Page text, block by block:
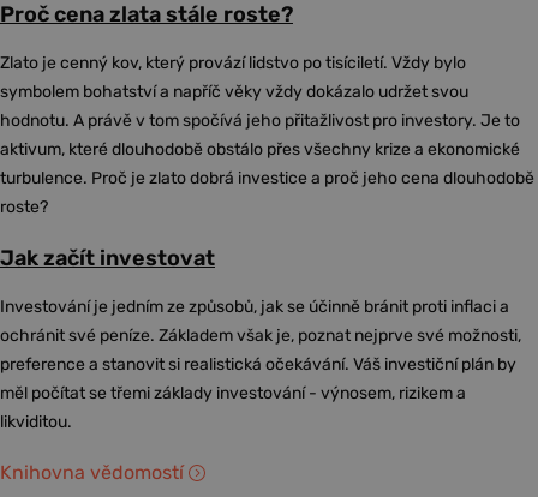
Proč cena zlata stále roste?
Zlato je cenný kov, který provází lidstvo po tisíciletí. Vždy bylo
symbolem bohatství a napříč věky vždy dokázalo udržet svou
hodnotu. A právě v tom spočívá jeho přitažlivost pro investory. Je to
aktivum, které dlouhodobě obstálo přes všechny krize a ekonomické
turbulence. Proč je zlato dobrá investice a proč jeho cena dlouhodobě
roste?
Jak začít investovat
Investování je jedním ze způsobů, jak se účinně bránit proti inflaci a
ochránit své peníze. Základem však je, poznat nejprve své možnosti,
preference a stanovit si realistická očekávání. Váš investiční plán by
měl počítat se třemi základy investování - výnosem, rizikem a
likviditou.
Knihovna vědomostí